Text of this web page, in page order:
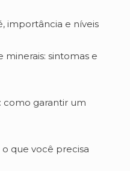
importância e níveis
minerais: sintomas e
como garantir um
que você precisa